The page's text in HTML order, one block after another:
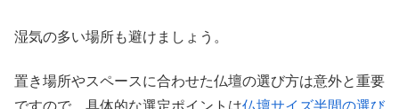
湿気の多い場所も避けましょう。
置き場所やスペースに合わせた仏壇の選び方は意外と重要
ですので、具体的な選定ポイントは仏壇サイズ半間の選び